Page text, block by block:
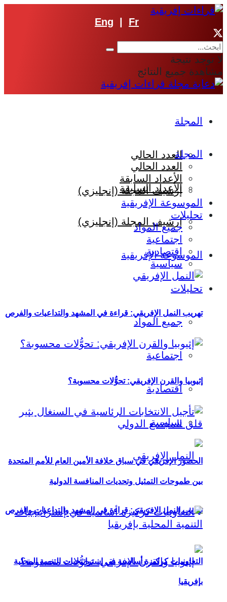
Eng Fr
لا توجد نتيجة
مشاهدة جميع النتائج
المجلة
العدد الحالي
الأعداد السابقة
إرشيف المجلة (إنجليزي)
الموسوعة الإفريقية
تحليلات
جميع المواد
اجتماعية
اقتصادية
سياسية
تهريب النمل الإفريقي: قراءة في المشهد والتداعيات والفرص
المجلة
العدد الحالي
الأعداد السابقة
إرشيف المجلة (إنجليزي)
الموسوعة الإفريقية
تحليلات
جميع المواد
اجتماعية
اقتصادية
سياسية
تهريب النمل الإفريقي: قراءة في المشهد والتداعيات والفرص
إثيوبيا والقرن الإفريقي: تحوُّلات محسوبة؟
الحضور الإفريقي في سباق خلافة الأمين العام للأمم المتحدة
بين طموحات التمثيل وتحديات المنافسة الدولية
التعاونيات كركيزة أساسية في إستراتيجيات التنمية المحلية
بإفريقيا